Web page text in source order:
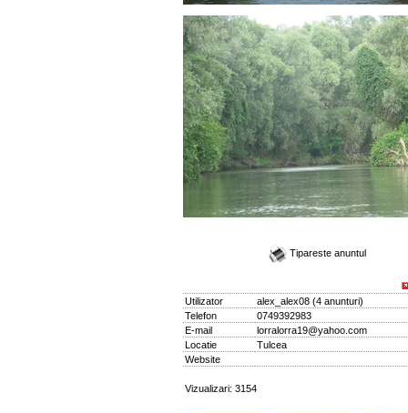
Tipareste anuntul
Utilizator alex_alex08(4 anunturi)
Telefon
0749392983
E-mail
lorralorra19@yahoo.com
Locatie
Tulcea
Website
Vizualizari: 3154